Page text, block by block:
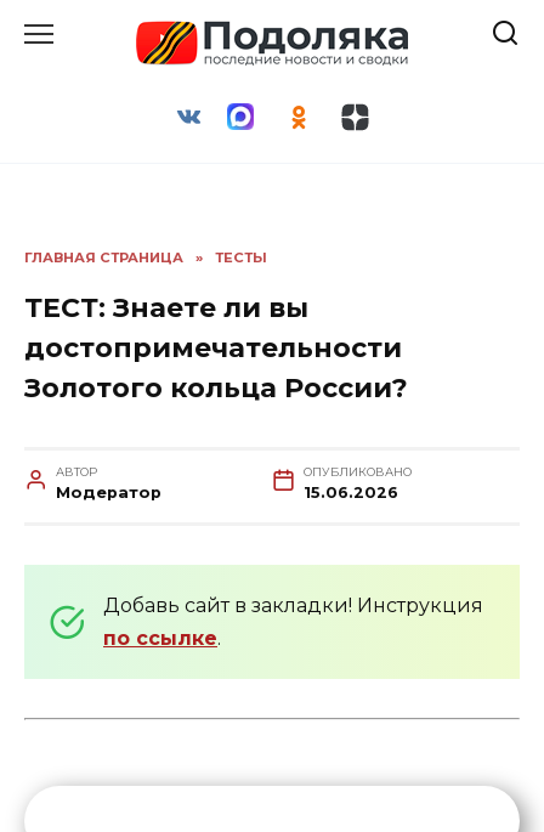
ГЛАВНАЯ СТРАНИЦА » ТЕСТЫ
ТЕСТ: Знаете ли вы
достопримечательности
Золотого кольца России?
АВТОР
Модератор
ОПУБЛИКОВАНО
15.06.2026
Добавь сайт в закладки! Инструкция
по ссылке.